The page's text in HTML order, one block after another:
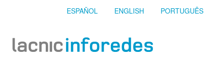
ESPAÑOL ENGLISH PORTUGUÊS